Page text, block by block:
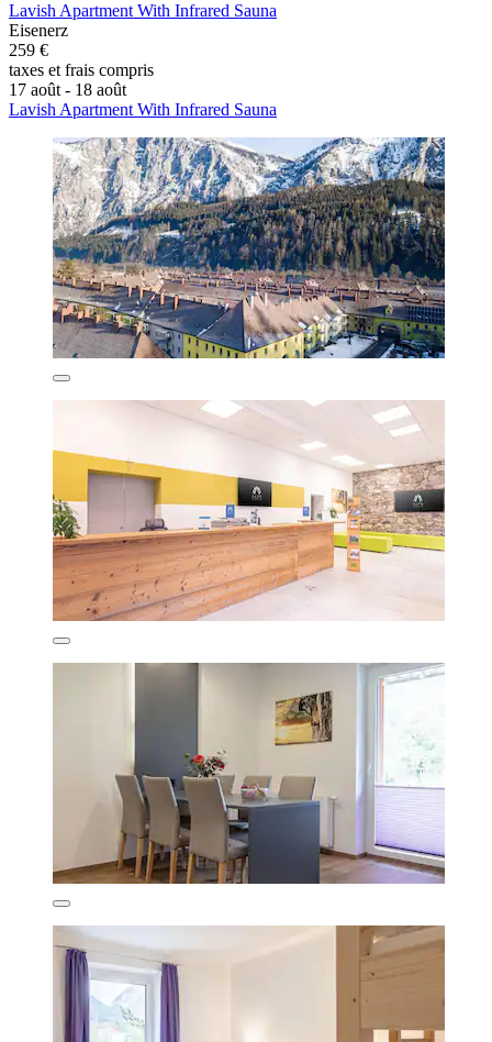
Lavish Apartment With Infrared Sauna
Eisenerz
259 €
taxes et frais compris
17 août - 18 août
Lavish Apartment With Infrared Sauna